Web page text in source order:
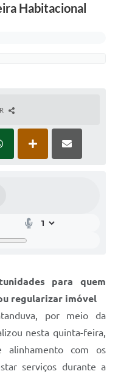
Habitacional
para quem
regularizar imóvel
por meio da
nesta quinta-feira,
com os
serviços durante a